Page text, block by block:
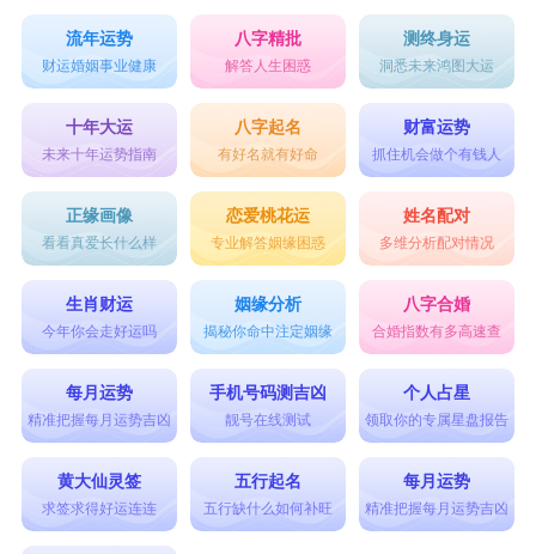
流年运势
财运婚姻事业健康
八字精批
解答人生困惑
测终身运
洞悉未来鸿图大运
十年大运
未来十年运势指南
八字起名
有好名就有好命
财富运势
抓住机会做个有钱人
正缘画像
看看真爱长什么样
恋爱桃花运
专业解答姻缘困惑
姓名配对
多维分析配对情况
生肖财运
今年你会走好运吗
姻缘分析
揭秘你命中注定姻缘
八字合婚
合婚指数有多高速查
每月运势
精准把握每月运势吉凶
手机号码测吉凶
靓号在线测试
个人占星
领取你的专属星盘报告
黄大仙灵签
求签求得好运连连
五行起名
五行缺什么如何补旺
每月运势
精准把握每月运势吉凶